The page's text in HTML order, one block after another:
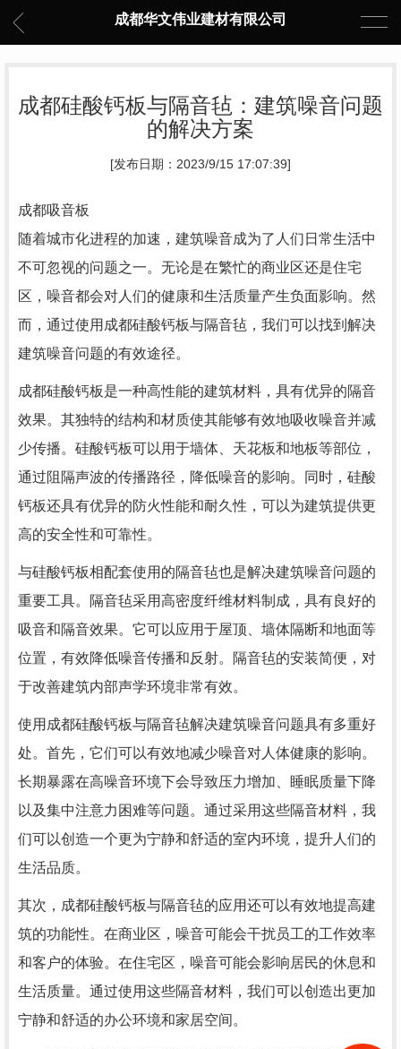
成都华文伟业建材有限公司
成都硅酸钙板与隔音毡：建筑噪音问题
的解决方案
[发布日期：2023/9/15 17:07:39]
成都吸音板
随着城市化进程的加速，建筑噪音成为了人们日常生活中
不可忽视的问题之一。无论是在繁忙的商业区还是住宅
区，噪音都会对人们的健康和生活质量产生负面影响。然
而，通过使用成都硅酸钙板与隔音毡，我们可以找到解决
建筑噪音问题的有效途径。
成都硅酸钙板是一种高性能的建筑材料，具有优异的隔音
效果。其独特的结构和材质使其能够有效地吸收噪音并减
少传播。硅酸钙板可以用于墙体、天花板和地板等部位，
通过阻隔声波的传播路径，降低噪音的影响。同时，硅酸
钙板还具有优异的防火性能和耐久性，可以为建筑提供更
高的安全性和可靠性。
与硅酸钙板相配套使用的隔音毡也是解决建筑噪音问题的
重要工具。隔音毡采用高密度纤维材料制成，具有良好的
吸音和隔音效果。它可以应用于屋顶、墙体隔断和地面等
位置，有效降低噪音传播和反射。隔音毡的安装简便，对
于改善建筑内部声学环境非常有效。
使用成都硅酸钙板与隔音毡解决建筑噪音问题具有多重好
处。首先，它们可以有效地减少噪音对人体健康的影响。
长期暴露在高噪音环境下会导致压力增加、睡眠质量下降
以及集中注意力困难等问题。通过采用这些隔音材料，我
们可以创造一个更为宁静和舒适的室内环境，提升人们的
生活品质。
其次，成都硅酸钙板与隔音毡的应用还可以有效地提高建
筑的功能性。在商业区，噪音可能会干扰员工的工作效率
和客户的体验。在住宅区，噪音可能会影响居民的休息和
生活质量。通过使用这些隔音材料，我们可以创造出更加
宁静和舒适的办公环境和家居空间。